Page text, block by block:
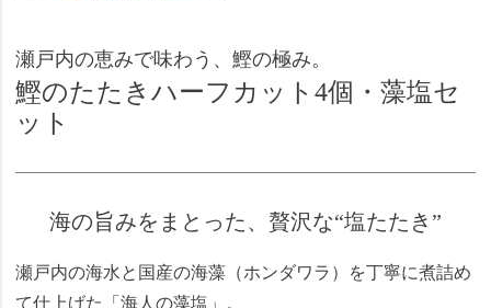
瀬戸内の恵みで味わう、鰹の極み。
鰹のたたきハーフカット4個・藻塩セ
ット
海の旨みをまとった、贅沢な“塩たたき”
瀬戸内の海水と国産の海藻（ホンダワラ）を丁寧に煮詰め
て仕上げた「海人の藻塩」。